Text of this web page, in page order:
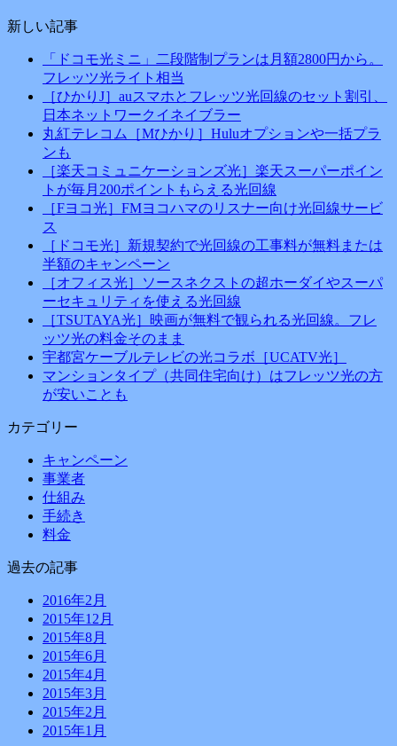
新しい記事
「ドコモ光ミニ」二段階制プランは月額2800円から。
フレッツ光ライト相当
［ひかりJ］auスマホとフレッツ光回線のセット割引、
日本ネットワークイネイブラー
丸紅テレコム［Mひかり］Huluオプションや一括プラ
ンも
［楽天コミュニケーションズ光］楽天スーパーポイン
トが毎月200ポイントもらえる光回線
［Fヨコ光］FMヨコハマのリスナー向け光回線サービ
ス
［ドコモ光］新規契約で光回線の工事料が無料または
半額のキャンペーン
［オフィス光］ソースネクストの超ホーダイやスーパ
ーセキュリティを使える光回線
［TSUTAYA光］映画が無料で観られる光回線。フレ
ッツ光の料金そのまま
宇都宮ケーブルテレビの光コラボ［UCATV光］
マンションタイプ（共同住宅向け）はフレッツ光の方
が安いことも
カテゴリー
キャンペーン
事業者
仕組み
手続き
料金
過去の記事
2016年2月
2015年12月
2015年8月
2015年6月
2015年4月
2015年3月
2015年2月
2015年1月